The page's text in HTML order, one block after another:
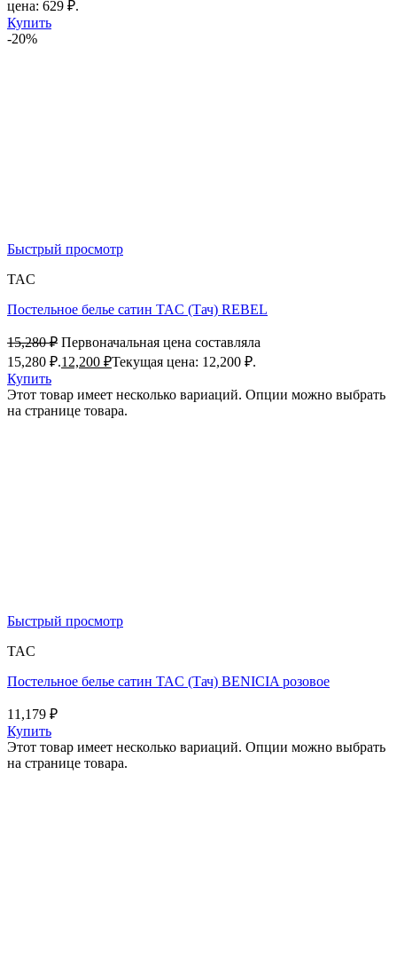
цена: 629 ₽.
Купить
-20%
Быстрый просмотр
TAC
Постельное белье сатин TAC (Тач) REBEL
15,280₽ Первоначальная цена составляла
15,280 ₽.12,200 ₽Текущая цена: 12,200 ₽.
Купить
Этот товар имеет несколько вариаций. Опции можно выбрать
на странице товара.
Быстрый просмотр
TAC
Постельное белье сатин TAC (Тач) BENICIA розовое
11,179 ₽
Купить
Этот товар имеет несколько вариаций. Опции можно выбрать
на странице товара.